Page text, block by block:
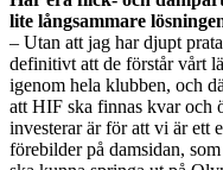
lite långsammare
– Utan att jag har djupt
definitivt att de förstår vårt
igenom hela klubben, och
att HIF ska finnas kvar och
investerar är för att vi är ett
förebilder på damsidan,